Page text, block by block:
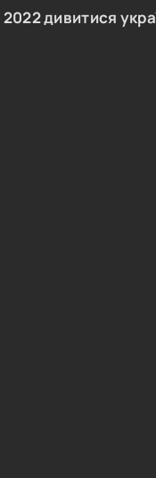
2022дивитися